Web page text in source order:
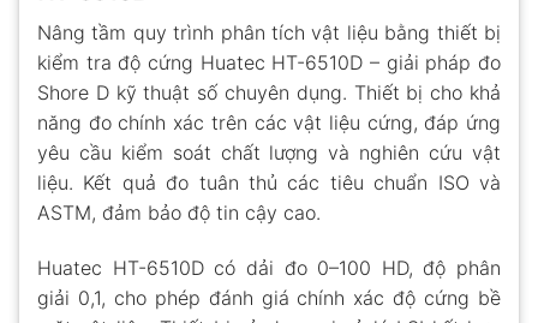
Nâng tầm quy trình phân tích vật liệu bằng thiết bị
kiểm tra độ cứng Huatec HT-6510D – giải pháp đo
Shore D kỹ thuật số chuyên dụng. Thiết bị cho khả
năng đo chính xác trên các vật liệu cứng, đáp ứng
yêu cầu kiểm soát chất lượng và nghiên cứu vật
liệu. Kết quả đo tuân thủ các tiêu chuẩn ISO và
ASTM, đảm bảo độ tin cậy cao.
Huatec HT-6510D có dải đo 0–100 HD, độ phân
giải 0,1, cho phép đánh giá chính xác độ cứng bề